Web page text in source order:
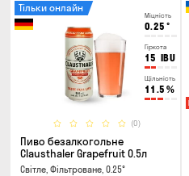
Міцність
0.25 °
Гіркота
15 IBU
Щільність
11.5 %
(0)
Тільки онлайн
Пиво безалкогольне
Clausthaler Grapefruit 0.5л
Світле, Фільтроване, 0.25°